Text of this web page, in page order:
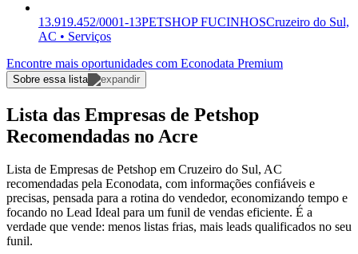
13.919.452/0001-13PETSHOP FUCINHOSCruzeiro do Sul,
AC • Serviços
Encontre mais oportunidades com Econodata Premium
Sobre essa lista
Lista das Empresas de Petshop
Recomendadas no Acre
Lista de Empresas de Petshop em Cruzeiro do Sul, AC
recomendadas pela Econodata, com informações confiáveis e
precisas, pensada para a rotina do vendedor, economizando tempo e
focando no Lead Ideal para um funil de vendas eficiente. É a
verdade que vende: menos listas frias, mais leads qualificados no seu
funil.